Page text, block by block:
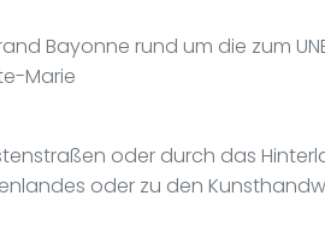
Bayonne rund um die zum
Marie
oder durch das
oder zu den